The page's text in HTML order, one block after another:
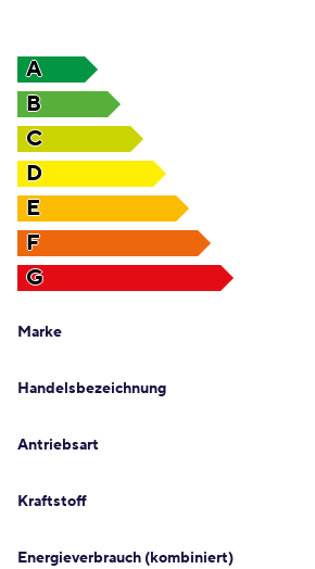
A
B
C
D
E
F
G
Marke
Handelsbezeichnung
Antriebsart
Kraftstoff
Energieverbrauch (kombiniert)